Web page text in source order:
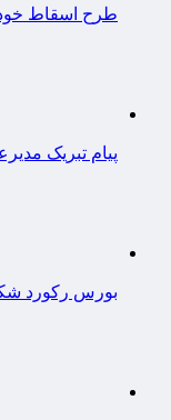
طرح اسقاط
پیام تبریک
بورس رکورد شکست؛